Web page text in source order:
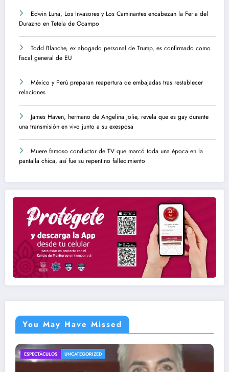
Edwin Luna, Los Invasores y Los Caminantes encabezan la Feria del
Durazno en Tetela de Ocampo
Todd Blanche, ex abogado personal de Trump, es confirmado como
fiscal general de EU
México y Perú preparan reapertura de embajadas tras restablecer
relaciones
James Haven, hermano de Angelina Jolie, revela que es gay durante
una transmisión en vivo junto a su exesposa
Muere famoso conductor de TV que marcó toda una época en la
pantalla chica, así fue su repentino fallecimiento
You May Have Missed
ENTRETENIMIENTO UNCATEGORIZED